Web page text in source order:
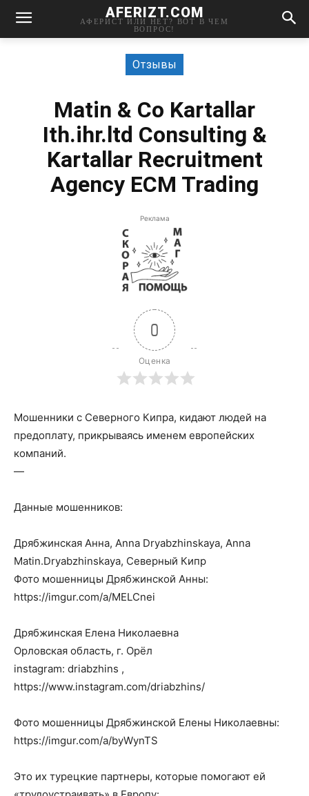
AFERIZT.COM
АФЕРИСТ ИЛИ НЕТ? ВОТ В ЧЕМ
ВОПРОС!
Отзывы
Matin & Co Kartallar
Ith.ihr.ltd Consulting &
Kartallar Recruitment
Agency ECM Trading
Реклама
0
Оценка
Мошенники с Северного Кипра, кидают людей на
предоплату, прикрываясь именем европейских
компаний.
—
Данные мошенников:
Дрябжинская Анна, Anna Dryabzhinskaya, Anna
Matin.Dryabzhinskaya, Северный Кипр
Фото мошенницы Дрябжинской Анны:
https://imgur.com/a/MELCnei
Дрябжинская Елена Николаевна
Орловская область, г. Орёл
instagram: driabzhins ,
https://www.instagram.com/driabzhins/
Фото мошенницы Дрябжинской Елены Николаевны:
https://imgur.com/a/byWynTS
Это их турецкие партнеры, которые помогают ей